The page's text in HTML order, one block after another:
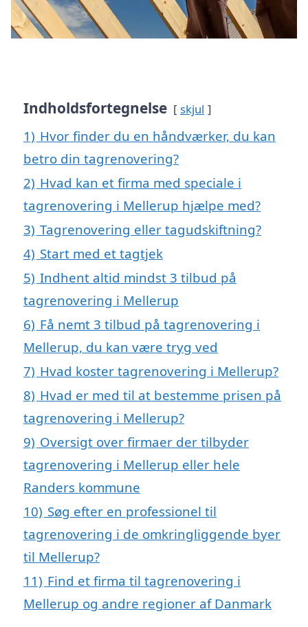
Indholdsfortegnelse skjul
1) Hvor finder du en håndværker, du kan
betro din tagrenovering?
2) Hvad kan et firma med speciale i
tagrenovering i Mellerup hjælpe med?
3) Tagrenovering eller tagudskiftning?
4) Start med et tagtjek
5) Indhent altid mindst 3 tilbud på
tagrenovering i Mellerup
6) Få nemt 3 tilbud på tagrenovering i
Mellerup, du kan være tryg ved
7) Hvad koster tagrenovering i Mellerup?
8) Hvad er med til at bestemme prisen på
tagrenovering i Mellerup?
9) Oversigt over firmaer der tilbyder
tagrenovering i Mellerup eller hele
Randers kommune
10) Søg efter en professionel til
tagrenovering i de omkringliggende byer
til Mellerup?
11) Find et firma til tagrenovering i
Mellerup og andre regioner af Danmark